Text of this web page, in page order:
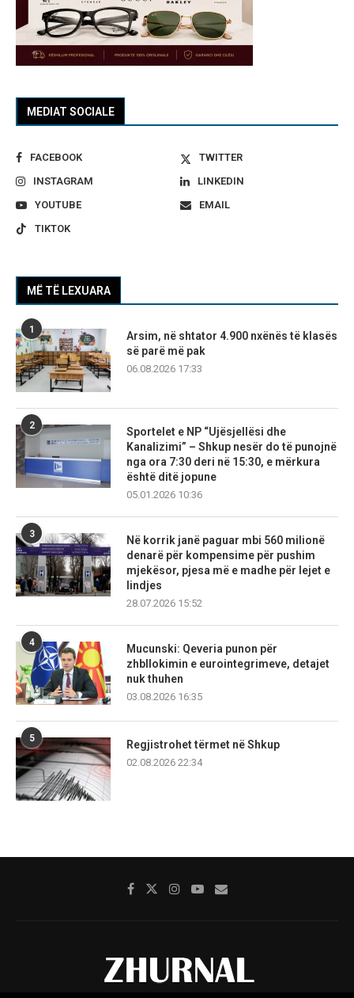
MEDIAT SOCIALE
FACEBOOK
TWITTER
INSTAGRAM
LINKEDIN
YOUTUBE
EMAIL
TIKTOK
MË TË LEXUARA
1
Arsim, në shtator 4.900 nxënës të klasës
së parë më pak
06.08.2026 17:33
2
Sportelet e NP “Ujësjellësi dhe
Kanalizimi” – Shkup nesër do të punojnë
nga ora 7:30 deri në 15:30, e mërkura
është ditë jopune
05.01.2026 10:36
3
Në korrik janë paguar mbi 560 milionë
denarë për kompensime për pushim
mjekësor, pjesa më e madhe për lejet e
lindjes
28.07.2026 15:52
4
Mucunski: Qeveria punon për
zhbllokimin e eurointegrimeve, detajet
nuk thuhen
03.08.2026 16:35
5
Regjistrohet tërmet në Shkup
02.08.2026 22:34